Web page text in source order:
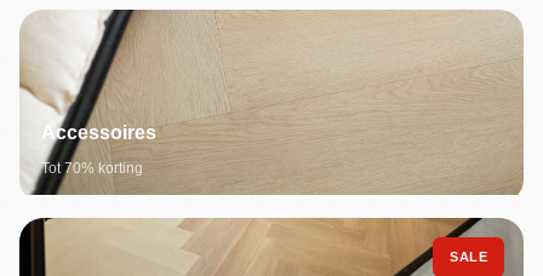
Accessoires
Tot 70% korting
SALE